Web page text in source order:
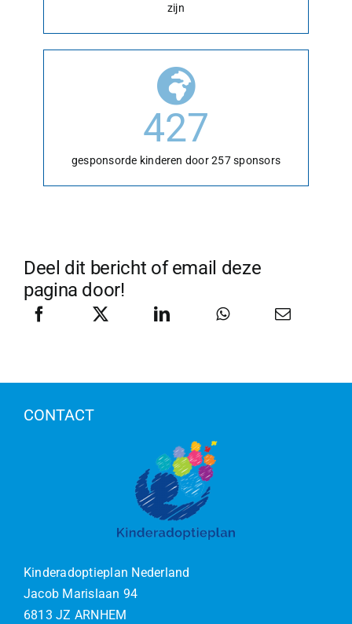
zijn
427
gesponsorde kinderen door 257 sponsors
Deel dit bericht of email deze
pagina door!
CONTACT
Kinderadoptieplan Nederland
Jacob Marislaan 94
6813 JZ ARNHEM